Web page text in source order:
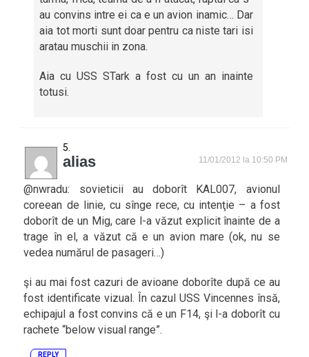
au convins intre ei ca e un avion inamic… Dar
aia tot morti sunt doar pentru ca niste tari isi
aratau muschii in zona.
Aia cu USS STark a fost cu un an inainte
totusi.
alias 11/01/2012 la 10:50 PM
@nwradu: sovieticii au doborît KAL007, avionul
coreean de linie, cu sînge rece, cu intenţie – a fost
doborît de un Mig, care l-a văzut explicit înainte de a
trage în el, a văzut că e un avion mare (ok, nu se
vedea numărul de pasageri…)
şi au mai fost cazuri de avioane doborîte după ce au
fost identificate vizual. În cazul USS Vincennes însă,
echipajul a fost convins că e un F14, şi l-a doborît cu
rachete “below visual range”.
REPLY